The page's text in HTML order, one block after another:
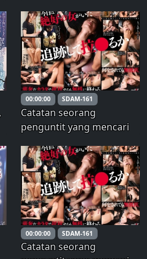
dengan Kitano Mina? –
Mina Kitano
00:00:00 SDAM-161
Catatan seorang
penguntit yang mencari
menyerang resepsionis
salon; langsung
mencekiknya setelah
bangun, melakukan
irrumatio dan
berejakulasi di dalam
dirinya.
00:00:00 SDAM-161
Catatan seorang